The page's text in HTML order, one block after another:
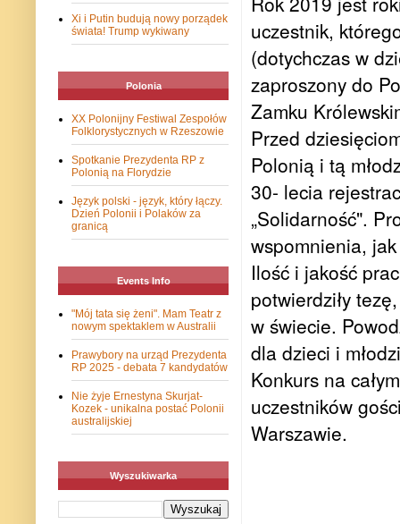
uczestnik,
(dotychczas w
zaproszony do
Zamku
Przed
Polonią i tą
30- lecia
„Solidarność".
wspomnienia,
Ilość i jakość
potwierdziły
w świecie.
dla dzieci i
Konkurs na
uczestników
Warszawie.
Xi i Putin budują nowy porządek
świata! Trump wykiwany
Polonia
XX Polonijny Festiwal Zespołów
Folklorystycznych w Rzeszowie
Spotkanie Prezydenta RP z
Polonią na Florydzie
Język polski - język, który łączy.
Dzień Polonii i Polaków za
granicą
Events Info
"Mój tata się żeni". Mam Teatr z
nowym spektaklem w Australii
Prawybory na urząd Prezydenta
RP 2025 - debata 7 kandydatów
Nie żyje Ernestyna Skurjat-
Kozek - unikalna postać Polonii
australijskiej
Wyszukiwarka